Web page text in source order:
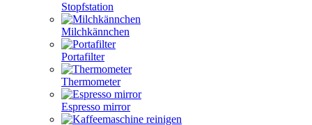
Stopfstation
Milchkännchen
Portafilter
Thermometer
Espresso mirror